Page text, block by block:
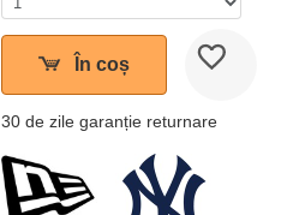
În coș
30 de zile garanție returnare